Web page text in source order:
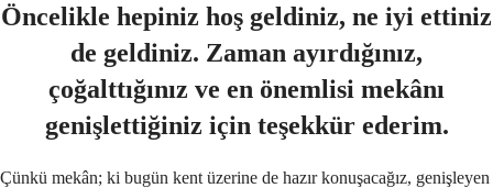
Öncelikle hepiniz hoş geldiniz, ne iyi ettiniz
de geldiniz. Zaman ayırdığınız,
çoğalttığınız ve en önemlisi mekânı
genişlettiğiniz için teşekkür ederim.
Çünkü mekân; ki bugün kent üzerine de hazır konuşacağız, genişleyen